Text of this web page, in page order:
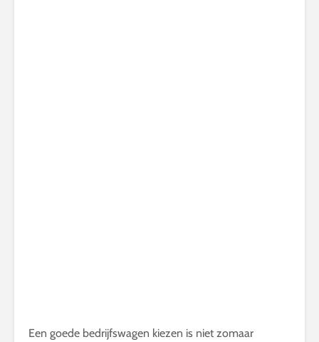
Een goede bedrijfswagen kiezen is niet zomaar